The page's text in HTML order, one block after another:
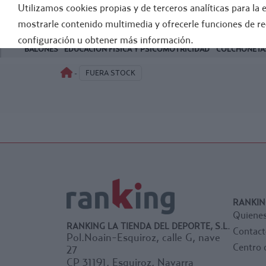
BALONES EDUCACIÓN FÍSICA Y PSICOMOTRICIDAD
- FUERA STOCK
RANKING LA TIENDA DEL DEPORTE, S.L.
Pol.Noain-Esquiroz, calle G, nave
27
CP 31191, Esquiroz, Navarra
Centro
Utilizamos cookies propias y de terceros analíticas para
mostrarle contenido multimedia y ofrecerle funciones de
configuración u obtener más información.